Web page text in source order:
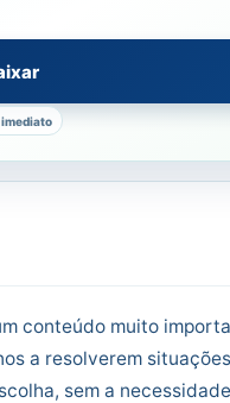
conteúdo muito
a resolverem
sem a